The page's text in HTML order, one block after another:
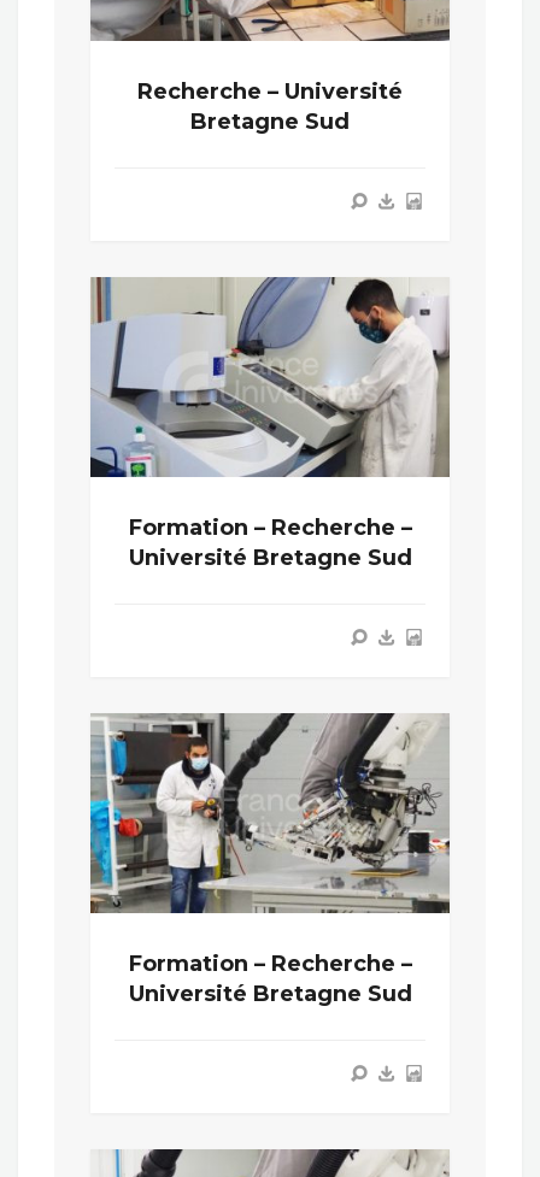
Recherche – Université
Bretagne Sud
Formation – Recherche –
Université Bretagne Sud
Formation – Recherche –
Université Bretagne Sud